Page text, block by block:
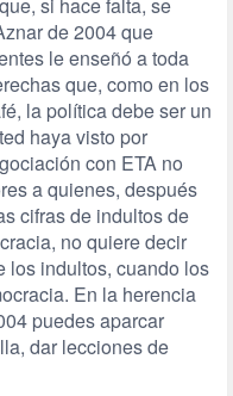
de 2004 que
le enseñó a toda
que, como en los
la política debe ser un
haya visto por
con ETA no
a quienes, después
cifras de indultos de
no quiere decir
los indultos, cuando los
En la herencia
puedes aparcar
dar lecciones de